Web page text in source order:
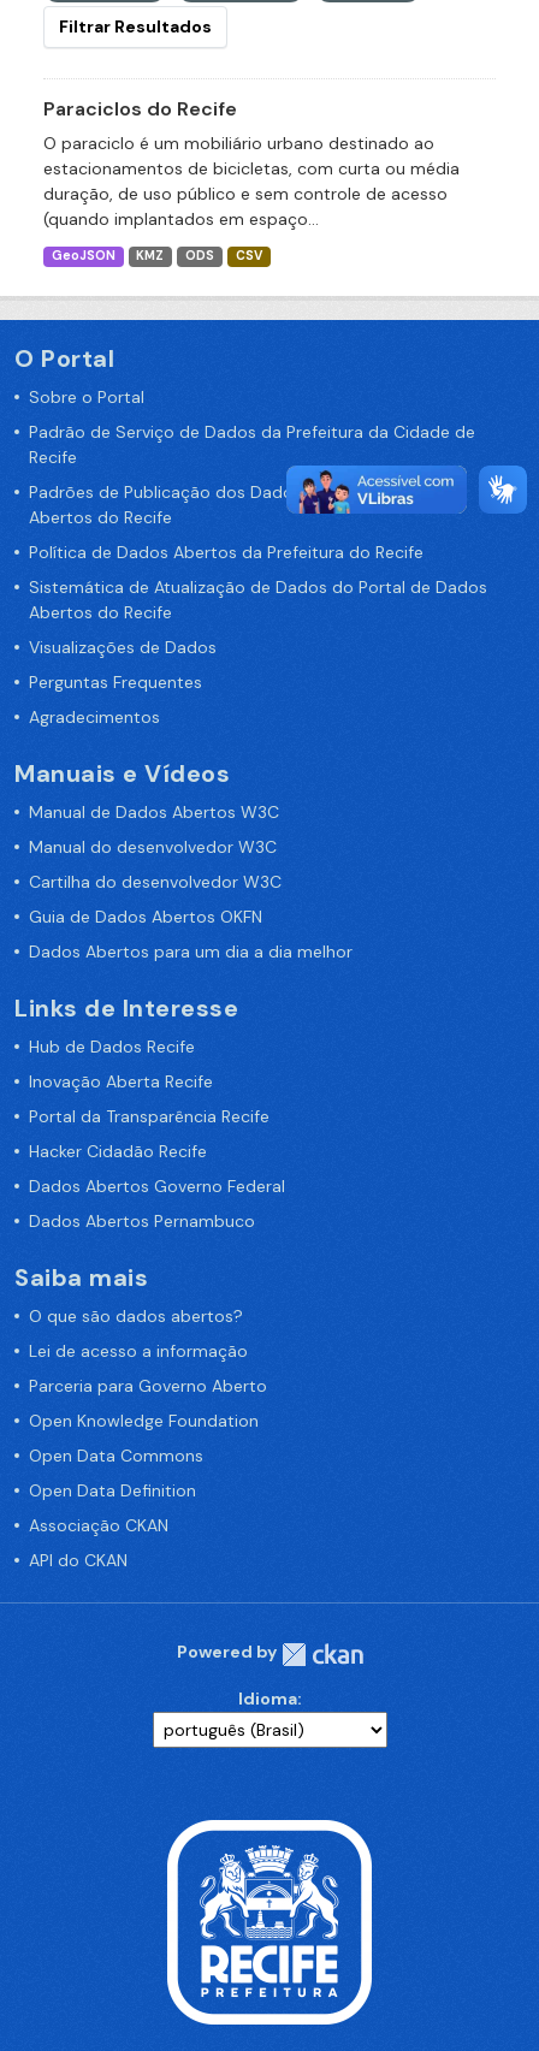
Filtrar Resultados
Paraciclos do Recife
O paraciclo é um mobiliário urbano destinado ao
estacionamentos de bicicletas, com curta ou média
duração, de uso público e sem controle de acesso
(quando implantados em espaço...
GeoJSON KMZ ODS CSV
O Portal
Sobre o Portal
Padrão de Serviço de Dados da Prefeitura da Cidade de
Recife
Padrões de Publicação dos Dados no Portal de Dados
Abertos do Recife
Política de Dados Abertos da Prefeitura do Recife
Sistemática de Atualização de Dados do Portal de Dados
Abertos do Recife
Visualizações de Dados
Perguntas Frequentes
Agradecimentos
Manuais e Vídeos
Manual de Dados Abertos W3C
Manual do desenvolvedor W3C
Cartilha do desenvolvedor W3C
Guia de Dados Abertos OKFN
Dados Abertos para um dia a dia melhor
Links de Interesse
Hub de Dados Recife
Inovação Aberta Recife
Portal da Transparência Recife
Hacker Cidadão Recife
Dados Abertos Governo Federal
Dados Abertos Pernambuco
Saiba mais
O que são dados abertos?
Lei de acesso a informação
Parceria para Governo Aberto
Open Knowledge Foundation
Open Data Commons
Open Data Definition
Associação CKAN
API do CKAN
Powered by
Idioma